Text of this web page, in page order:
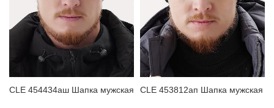
CLE 454434аш Шапка мужская CLE 453812ап Шапка мужская